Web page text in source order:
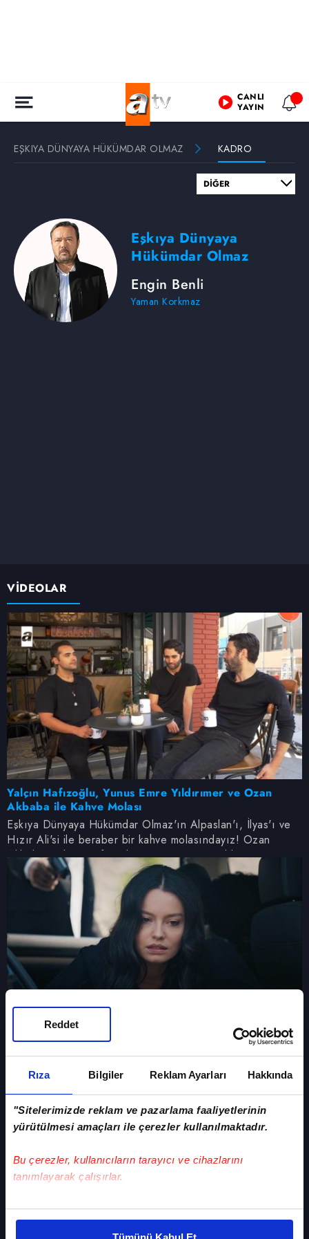
Rıza Bilgiler Reklam Ayarları Hakkında
"Sitelerimizde reklam ve pazarlama faaliyetlerinin
yürütülmesi amaçları ile çerezler kullanılmaktadır.
Bu çerezler, kullanıcıların tarayıcı ve cihazlarını
tanımlayarak çalışırlar.
Bu çerezlere izin vermeniz halinde sizlere özel
Reddet
CANLI
YAYIN
EŞKIYA DÜNYAYA HÜKÜMDAR OLMAZ KADRO
Eşkıya Dünyaya
Hükümdar Olmaz
Engin Benli
Yaman Korkmaz
VİDEOLAR
Yalçın Hafızoğlu, Yunus Emre Yıldırımer ve Ozan
Akbaba ile Kahve Molası
Eşkıya Dünyaya Hükümdar Olmaz'ın Alpaslan'ı, İlyas'ı ve
Hızır Ali'si ile beraber bir kahve molasındayız! Ozan
Akbaba, Yalçın Hafızoğlu ve Yunus Emre Yıldırımer
üçlüsünden YouTube kanalımıza özel keyifli sohbet şimdi
yayında...
Didem'in ölümü! Düğünün ardından büyük suikast
Çakırbeyliler dertli! İlyas hapishanede yıldızları